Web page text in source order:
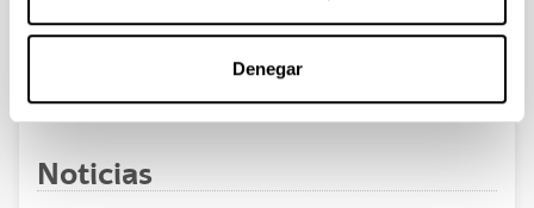
Denegar
Páginas intermedias Use
Noticias